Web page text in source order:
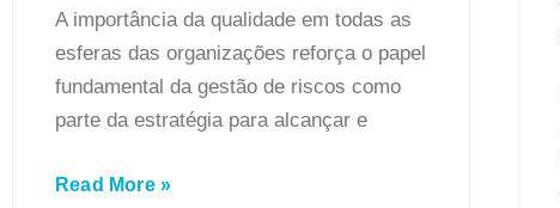
A importância da qualidade em todas as
esferas das organizações reforça o papel
fundamental da gestão de riscos como
parte da estratégia para alcançar e
Read More »